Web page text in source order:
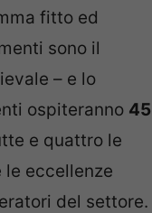
fitto ed
sono il
– e lo
ospiteranno 45
e quattro le
le eccellenze
del settore.